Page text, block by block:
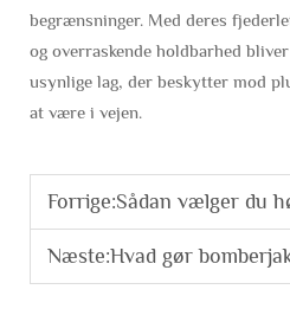
begrænsninger. Med deres
og overraskende holdbarhed
usynlige lag, der beskytter mod
at være i vejen.
Forrige:Sådan vælger du
Næste:Hvad gør bomberjakker